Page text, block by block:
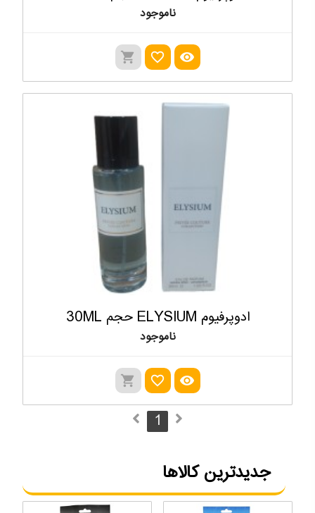
ناموجود
visibility
favorite_outline
shopping_cart
ادوپرفیوم ELYSIUM حجم 30ML
ناموجود
visibility
favorite_outline
shopping_cart
1
جدیدترین کالاها